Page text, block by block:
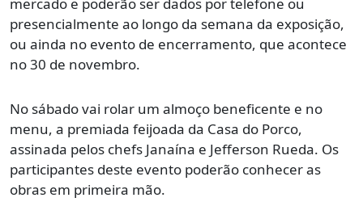
presencialmente ao longo da semana da exposição,
ou ainda no evento de encerramento, que acontece
no 30 de novembro.
No sábado vai rolar um almoço beneficente e no
menu, a premiada feijoada da Casa do Porco,
assinada pelos chefs Janaína e Jefferson Rueda. Os
participantes deste evento poderão conhecer as
obras em primeira mão.